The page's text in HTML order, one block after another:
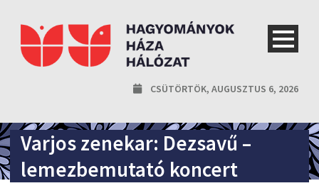
CSÜTÖRTÖK, AUGUSZTUS 6, 2026
Varjos zenekar: Dezsavű –
lemezbemutató koncert